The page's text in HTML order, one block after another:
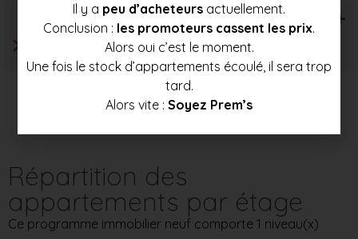
T6+
Répartition des
appartements par étage
Ce programme immobilier neuf comporte 1 niveau(x)
Il y a peu d’acheteurs actuellement.
Conclusion : les promoteurs cassent les prix.
Alors oui c’est le moment.
Une fois le stock d’appartements écoulé, il sera trop
tard.
Alors vite : Soyez Prem’s